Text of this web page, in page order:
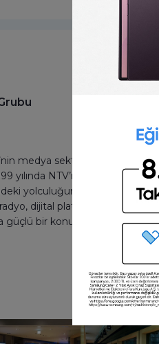
medya sektörüne yön veren
yılında NTV’nin gruba
yolculuğuna başlamış ve o
dijital platformlar ve
güçlü bir konuma ulaşmı..Daha